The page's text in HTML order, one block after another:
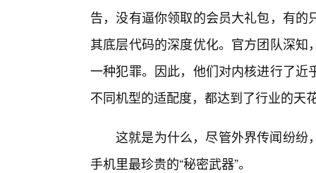
告，没有逼你领取的会员大礼包，有
其底层代码的深度优化。官方团队深
一种犯罪。因此，他们对内核进行了
不同机型的适配度，都达到了行业的天
这就是为什么，尽管外界传闻纷纷
手机里最珍贵的“秘密武器”。